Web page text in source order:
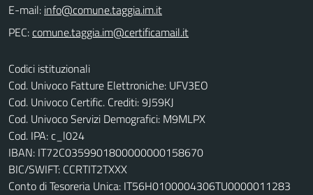
E-mail:
PEC:
Codici istituzionali
Cod. Univoco Fatture Elettroniche: UFV3EO
Cod. Univoco Certific. Crediti: 9J59KJ
Cod. Univoco Servizi Demografici: M9MLPX
Cod. IPA: c_l024
IBAN: IT72C0359901800000000158670
BIC/SWIFT: CCRTIT2TXXX
Conto di Tesoreria Unica: IT56H0100004306TU0000011283